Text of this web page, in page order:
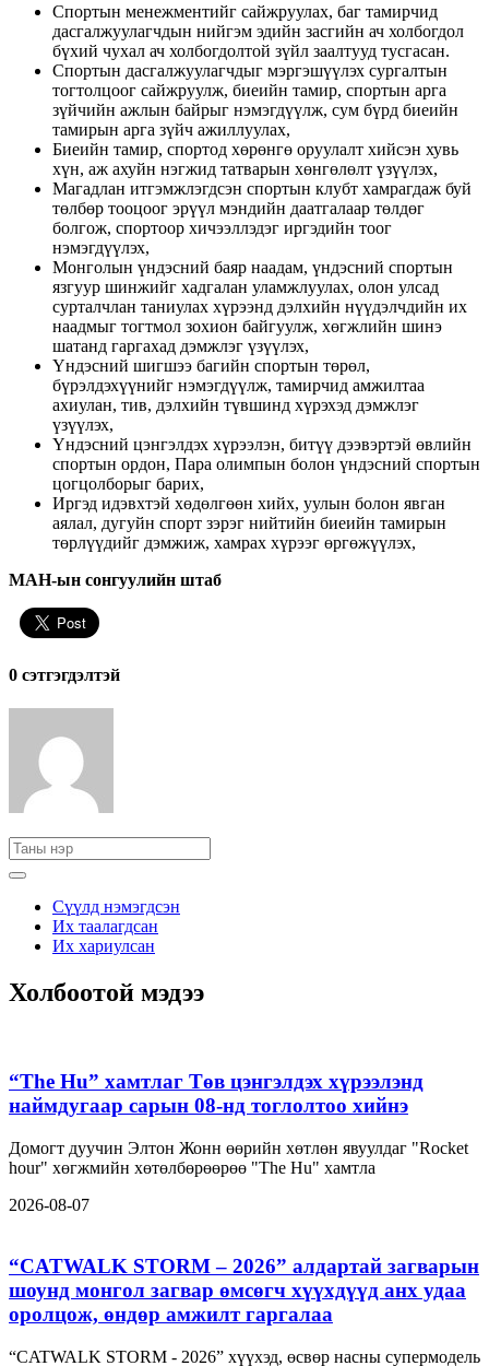
Спортын менежментийг сайжруулах, баг тамирчид
дасгалжуулагчдын нийгэм эдийн засгийн ач холбогдол
бүхий чухал ач холбогдолтой зүйл заалтууд тусгасан.
Спортын дасгалжуулагчдыг мэргэшүүлэх сургалтын
тогтолцоог сайжруулж, биеийн тамир, спортын арга
зүйчийн ажлын байрыг нэмэгдүүлж, сум бүрд биеийн
тамирын арга зүйч ажиллуулах,
Биеийн тамир, спортод хөрөнгө оруулалт хийсэн хувь
хүн, аж ахуйн нэгжид татварын хөнгөлөлт үзүүлэх,
Магадлан итгэмжлэгдсэн спортын клубт хамрагдаж буй
төлбөр тооцоог эрүүл мэндийн даатгалаар төлдөг
болгож, спортоор хичээллэдэг иргэдийн тоог
нэмэгдүүлэх,
Монголын үндэсний баяр наадам, үндэсний спортын
язгуур шинжийг хадгалан уламжлуулах, олон улсад
сурталчлан таниулах хүрээнд дэлхийн нүүдэлчдийн их
наадмыг тогтмол зохион байгуулж, хөгжлийн шинэ
шатанд гаргахад дэмжлэг үзүүлэх,
Үндэсний шигшээ багийн спортын төрөл,
бүрэлдэхүүнийг нэмэгдүүлж, тамирчид амжилтаа
ахиулан, тив, дэлхийн түвшинд хүрэхэд дэмжлэг
үзүүлэх,
Үндэсний цэнгэлдэх хүрээлэн, битүү дээвэртэй өвлийн
спортын ордон, Пара олимпын болон үндэсний спортын
цогцолборыг барих,
Иргэд идэвхтэй хөдөлгөөн хийх, уулын болон явган
аялал, дугуйн спорт зэрэг нийтийн биеийн тамирын
төрлүүдийг дэмжиж, хамрах хүрээг өргөжүүлэх,
МАН-ын сонгуулийн штаб
0 cэтгэгдэлтэй
Сүүлд нэмэгдсэн
Их таалагдсан
Их хариулсан
Холбоотой мэдээ
“The Hu” хамтлаг Төв цэнгэлдэх хүрээлэнд
наймдугаар сарын 08-нд тоглолтоо хийнэ
Домогт дуучин Элтон Жонн өөрийн хөтлөн явуулдаг "Rocket
hour" хөгжмийн хөтөлбөрөөрөө "The Hu" хамтла
2026-08-07
“CATWALK STORM – 2026” алдартай загварын
шоунд монгол загвар өмсөгч хүүхдүүд анх удаа
оролцож, өндөр амжилт гаргалаа
“CATWALK STORM - 2026” хүүхэд, өсвөр насны супермодель